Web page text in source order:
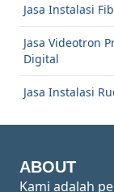
Jasa Instalasi
Jasa Videotron
Digital
Jasa Instalasi
ABOUT
Kami adalah